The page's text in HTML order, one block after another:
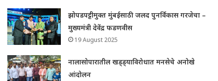
झोपडपट्टीमुक्त मुंबईसाठी जलद पुनर्विकास गरजेचा –
मुख्यमंत्री देवेंद्र फडणवीस
19 August 2025
नालासोपारातील खड्ड्याविरोधात मनसेचे अनोखे
आंदोलन